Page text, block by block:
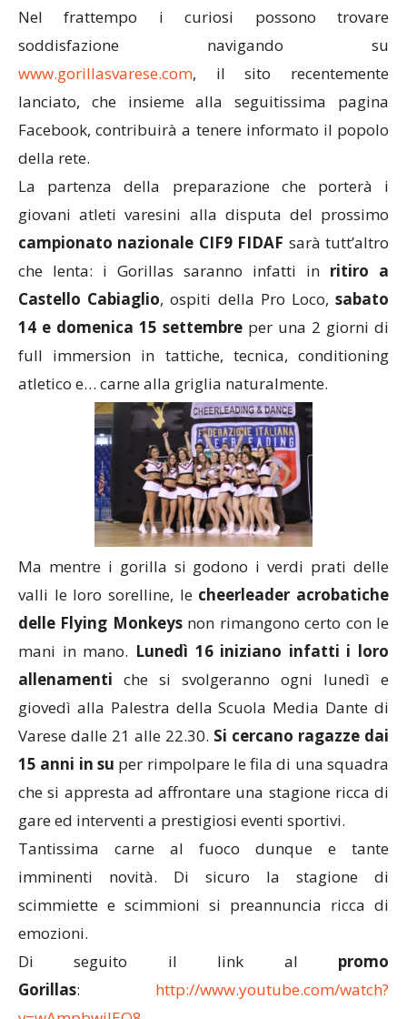
Nel frattempo i curiosi possono trovare
soddisfazione navigando su
www.gorillasvarese.com, il sito recentemente
lanciato, che insieme alla seguitissima pagina
Facebook, contribuirà a tenere informato il popolo
della rete.
La partenza della preparazione che porterà i
giovani atleti varesini alla disputa del prossimo
campionato nazionale CIF9 FIDAF sarà tutt’altro
che lenta: i Gorillas saranno infatti in ritiro a
Castello Cabiaglio, ospiti della Pro Loco,sabato
14 e domenica 15 settembre per una 2 giorni di
full immersion in tattiche, tecnica, conditioning
atletico e… carne alla griglia naturalmente.
Ma mentre i gorilla si godono i verdi prati delle
valli le loro sorelline, le cheerleader acrobatiche
delle Flying Monkeysnon rimangono certo con le
mani in mano. Lunedì 16 iniziano infatti i loro
allenamenti che si svolgeranno ogni lunedì e
giovedì alla Palestra della Scuola Media Dante di
Varese dalle 21 alle 22.30. Si cercano ragazze dai
15 anni in su per rimpolpare le fila di una squadra
che si appresta ad affrontare una stagione ricca di
gare ed interventi a prestigiosi eventi sportivi.
Tantissima carne al fuoco dunque e tante
imminenti novità. Di sicuro la stagione di
scimmiette e scimmioni si preannuncia ricca di
emozioni.
Di seguito il link al promo
Gorillas: http://www.youtube.com/watch?